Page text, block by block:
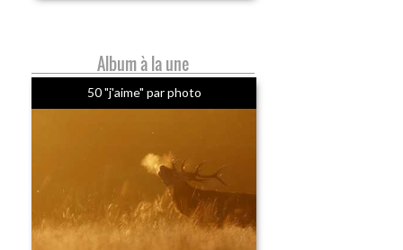
Album à la une
50 "j'aime" par photo